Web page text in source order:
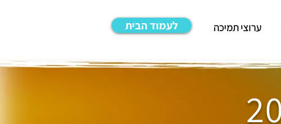
לעמוד הבית ערוצי תמיכה